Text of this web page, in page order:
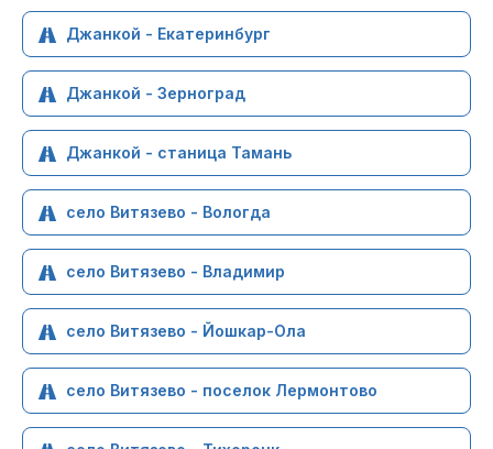
Джанкой - Екатеринбург
Джанкой - Зерноград
Джанкой - станица Тамань
село Витязево - Вологда
село Витязево - Владимир
село Витязево - Йошкар-Ола
село Витязево - поселок Лермонтово